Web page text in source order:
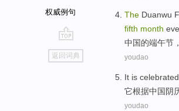
权威例句
go
top
返回词典
The Duanwu
fifth month
中国的端午节 ，
youdao
It is celebrated
它根据中国阴
youdao